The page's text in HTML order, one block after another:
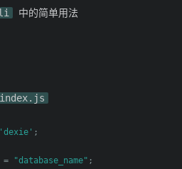
中的简单用法
index.js
'dexie' ;
= "database_name" ;